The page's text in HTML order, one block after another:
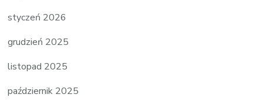
styczeń 2026
grudzień 2025
listopad 2025
październik 2025